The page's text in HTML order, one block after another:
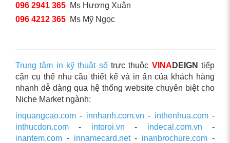
096 2941 365 Ms Hương Xuân
096 4212 365 Ms Mỹ Ngọc
Trung tâm in kỹ thuật sốtrực thuộc VINA DEIGN tiếp
cận cụ thể nhu cầu thiết kế và in ấn của khách hàng
nhanh dễ dàng qua hệ thống website chuyên biệt cho
Niche Market ngành:
inquangcao.com - innhanh.com.vn - inthenhua.com-
inthucdon.com - intoroi.vn - indecal.com.vn -
inantem.com - innamecard.net- inanbrochure.com -